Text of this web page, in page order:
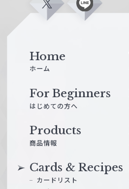
X L
Home
ホーム
For Beginners
はじめての方へ
Products
商品情報
Cards & Recipes
カードリスト